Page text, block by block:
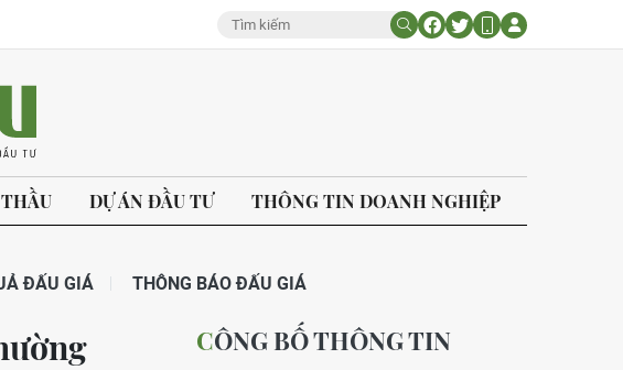
DỰ ÁN ĐẦU TƯ THÔNG TIN DOANH NGHIỆP
ĐẤU GIÁ THÔNG BÁO ĐẤU GIÁ
CÔNG BỐ THÔNG TIN